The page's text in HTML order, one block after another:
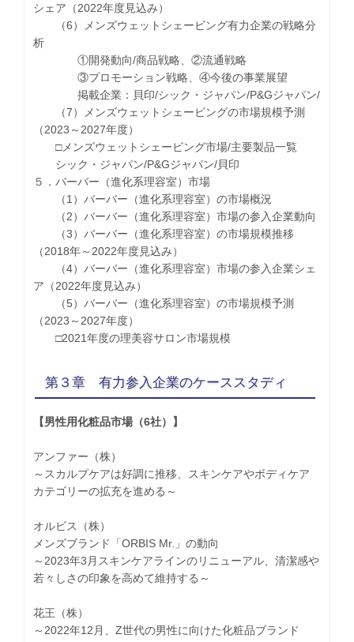
シェア（2022年度見込み）
（6）メンズウェットシェービング有力企業の戦略分
析
①開発動向/商品戦略、②流通戦略
③プロモーション戦略、④今後の事業展望
掲載企業：貝印/シック・ジャパン/P&Gジャパン/
（7）メンズウェットシェービングの市場規模予測
（2023～2027年度）
□メンズウェットシェービング市場/主要製品一覧
シック・ジャパン/P&Gジャパン/貝印
５．バーバー（進化系理容室）市場
（1）バーバー（進化系理容室）の市場概況
（2）バーバー（進化系理容室）市場の参入企業動向
（3）バーバー（進化系理容室）の市場規模推移
（2018年～2022年度見込み）
（4）バーバー（進化系理容室）市場の参入企業シェ
ア（2022年度見込み）
（5）バーバー（進化系理容室）の市場規模予測
（2023～2027年度）
□2021年度の理美容サロン市場規模
第３章 有力参入企業のケーススタディ
【男性用化粧品市場（6社）】
アンファー（株）
～スカルプケアは好調に推移、スキンケアやボディケア
カテゴリーの拡充を進める～
オルビス（株）
メンズブランド「ORBIS Mr.」の動向
～2023年3月スキンケアラインのリニューアル、清潔感や
若々しさの印象を高めて維持する～
花王（株）
～2022年12月、Z世代の男性に向けた化粧品ブランド